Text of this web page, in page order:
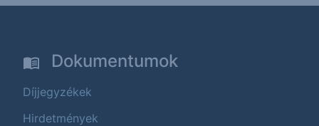
Dokumentumok
Díjjegyzékek
Hirdetmények